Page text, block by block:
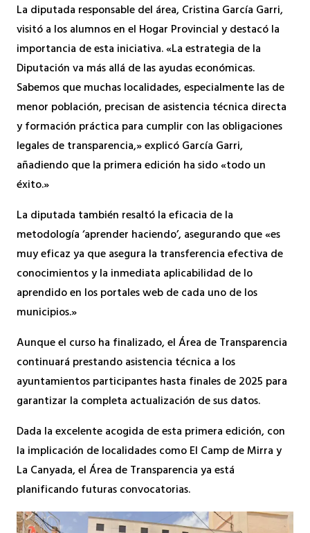
La diputada responsable del área, Cristina García Garri,
visitó a los alumnos en el Hogar Provincial y destacó la
importancia de esta iniciativa. «La estrategia de la
Diputación va más allá de las ayudas económicas.
Sabemos que muchas localidades, especialmente las de
menor población, precisan de asistencia técnica directa
y formación práctica para cumplir con las obligaciones
legales de transparencia,» explicó García Garri,
añadiendo que la primera edición ha sido «todo un
éxito.»
La diputada también resaltó la eficacia de la
metodología ‘aprender haciendo’, asegurando que «es
muy eficaz ya que asegura la transferencia efectiva de
conocimientos y la inmediata aplicabilidad de lo
aprendido en los portales web de cada uno de los
municipios.»
Aunque el curso ha finalizado, el Área de Transparencia
continuará prestando asistencia técnica a los
ayuntamientos participantes hasta finales de 2025 para
garantizar la completa actualización de sus datos.
Dada la excelente acogida de esta primera edición, con
la implicación de localidades como El Camp de Mirra y
La Canyada, el Área de Transparencia ya está
planificando futuras convocatorias.